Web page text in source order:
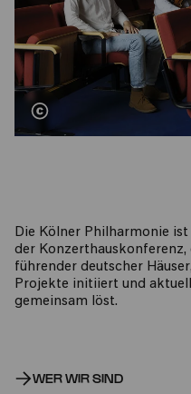
Die Kölner Philharmonie
der Konzerthauskonferenz,
führender deutscher
Projekte initiiert und
gemeinsam löst.
WER WIR SIND